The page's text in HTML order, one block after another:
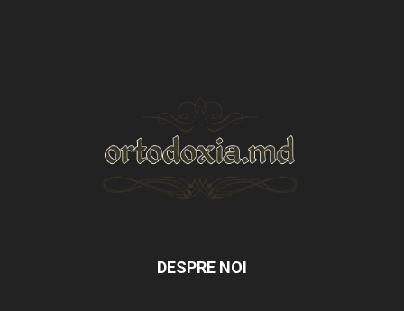
DESPRE NOI